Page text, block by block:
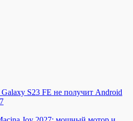
S23 FE не получит Android